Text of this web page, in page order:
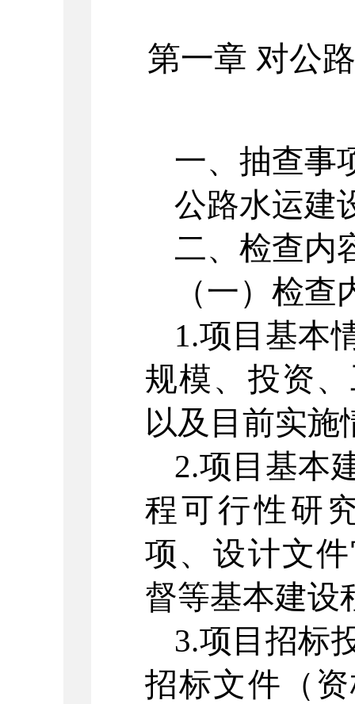
第一章 对公
一、抽查事
公路水运建
二、检查内
（一）检查
1.项目基本
规模、投资
以及目前实施
2.项目基本
程可行性研
项、设计文
督等基本建设
3.项目招标
招标文件（